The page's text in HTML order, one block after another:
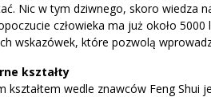
Nic w tym dziwnego, skoro wiedza
człowieka ma już około
wskazówek, które pozwolą
kształty
kształtem wedle znawców Feng